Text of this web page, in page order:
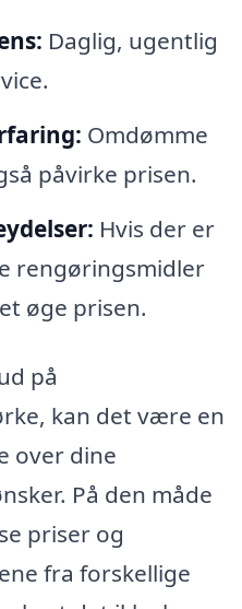
Daglig, ugentlig
Omdømme
påvirke prisen.
Hvis der er
rengøringsmidler
øge prisen.
på
kan det være en
over dine
På den måde
priser og
fra forskellige